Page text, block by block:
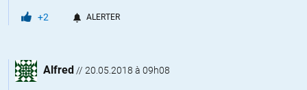
+2 ALERTER
Alfred // 20.05.2018 à 09h08